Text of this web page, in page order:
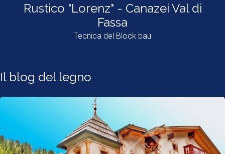
Rustico "Lorenz" - Canazei Val di
Fassa
Tecnica del Block bau
Il blog del legno